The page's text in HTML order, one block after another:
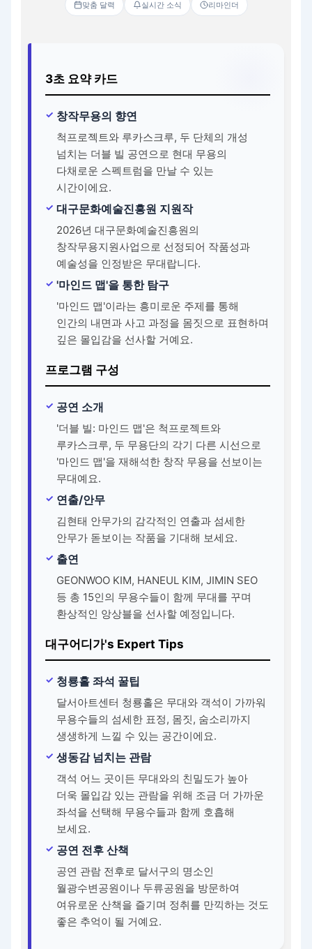
맞춤 달력 실시간 소식 리마인더
3초 요약 카드
창작무용의 향연
척프로젝트와 루카스크루, 두 단체의 개성
넘치는 더블 빌 공연으로 현대 무용의
다채로운 스펙트럼을 만날 수 있는
시간이에요.
대구문화예술진흥원 지원작
2026년 대구문화예술진흥원의
창작무용지원사업으로 선정되어 작품성과
예술성을 인정받은 무대랍니다.
'마인드 맵'을 통한 탐구
'마인드 맵'이라는 흥미로운 주제를 통해
인간의 내면과 사고 과정을 몸짓으로 표현하며
깊은 몰입감을 선사할 거예요.
프로그램 구성
공연 소개
'더블 빌: 마인드 맵'은 척프로젝트와
루카스크루, 두 무용단의 각기 다른 시선으로
'마인드 맵'을 재해석한 창작 무용을 선보이는
무대예요.
연출/안무
김현태 안무가의 감각적인 연출과 섬세한
안무가 돋보이는 작품을 기대해 보세요.
출연
GEONWOO KIM, HANEUL KIM, JIMIN SEO
등 총 15인의 무용수들이 함께 무대를 꾸며
환상적인 앙상블을 선사할 예정입니다.
대구어디가's Expert Tips
청룡홀 좌석 꿀팁
달서아트센터 청룡홀은 무대와 객석이 가까워
무용수들의 섬세한 표정, 몸짓, 숨소리까지
생생하게 느낄 수 있는 공간이에요.
생동감 넘치는 관람
객석 어느 곳이든 무대와의 친밀도가 높아
더욱 몰입감 있는 관람을 위해 조금 더 가까운
좌석을 선택해 무용수들과 함께 호흡해
보세요.
공연 전후 산책
공연 관람 전후로 달서구의 명소인
월광수변공원이나 두류공원을 방문하여
여유로운 산책을 즐기며 정취를 만끽하는 것도
좋은 추억이 될 거예요.